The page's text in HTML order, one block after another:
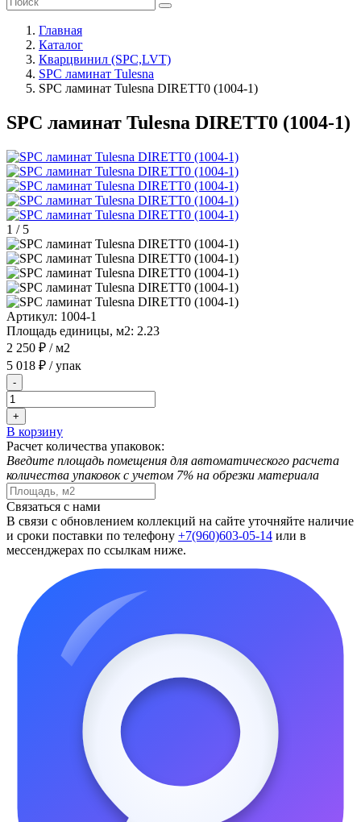
Главная
Каталог
Кварцвинил (SPC,LVT)
SPC ламинат Tulesna
SPC ламинат Tulesna DIRETT0 (1004-1)
SPC ламинат Tulesna DIRETT0 (1004-1)
1 / 5
Артикул: 1004-1
Площадь единицы, м2: 2.23
2 250 ₽ / м2
5 018 ₽ / упак
-
+
В корзину
Расчет количества упаковок:
Введите площадь помещения для автоматического расчета
количества упаковок с учетом 7% на обрезки материала
Связаться с нами
В связи с обновлением коллекций на сайте уточняйте наличие
и сроки поставки по телефону +7(960)603-05-14 или в
мессенджерах по ссылкам ниже.